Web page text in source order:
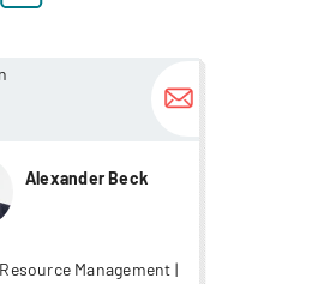
Alexander Beck
Management |
more...